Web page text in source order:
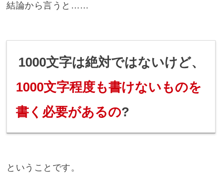
結論から言うと……
1000文字は絶対ではないけど、
1000文字程度も書けないものを
書く必要があるの?
ということです。